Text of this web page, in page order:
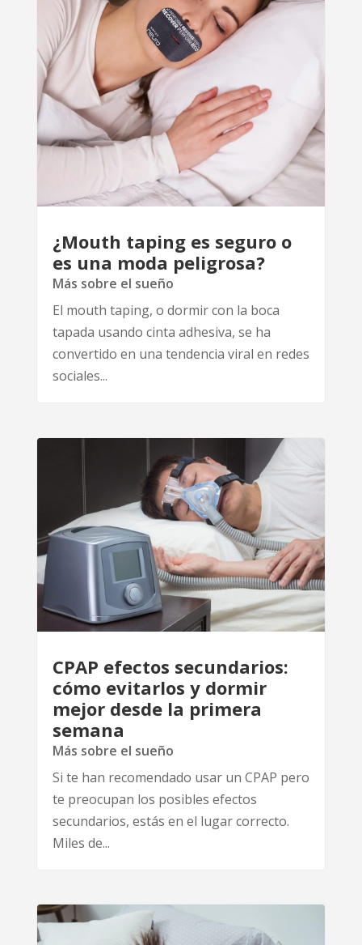
¿Mouth taping es seguro o
es una moda peligrosa?
Más sobre el sueño
El mouth taping, o dormir con la boca
tapada usando cinta adhesiva, se ha
convertido en una tendencia viral en redes
sociales...
CPAP efectos secundarios:
cómo evitarlos y dormir
mejor desde la primera
semana
Más sobre el sueño
Si te han recomendado usar un CPAP pero
te preocupan los posibles efectos
secundarios, estás en el lugar correcto.
Miles de...